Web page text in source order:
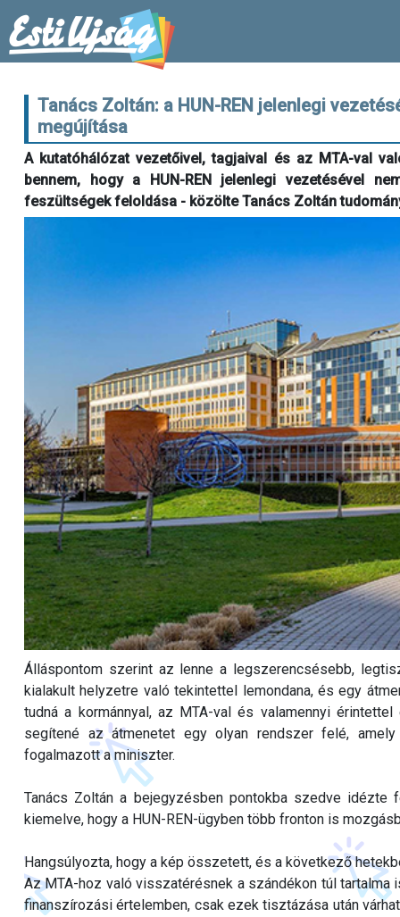
Tanács Zoltán: a HUN-REN jelenlegi
megújítása
A kutatóhálózat vezetőivel, tagjaival és az MTA-val
bennem, hogy a HUN-REN jelenlegi vezetésével
feszültségek feloldása - közölte Tanács Zoltán
Álláspontom szerint az lenne a legszerencsésebb,
kialakult helyzetre való tekintettel lemondana, és egy
tudná a kormánnyal, az MTA-val és valamennyi
segítené az átmenetet egy olyan rendszer felé,
fogalmazott a miniszter.
Tanács Zoltán a bejegyzésben pontokba szedve
kiemelve, hogy a HUN-REN-ügyben több fronton is
Hangsúlyozta, hogy a kép összetett, és a következő
Az MTA-hoz való visszatérésnek a szándékon túl
finanszírozási értelemben, csak ezek tisztázása után